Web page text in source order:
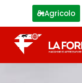
Agricolo